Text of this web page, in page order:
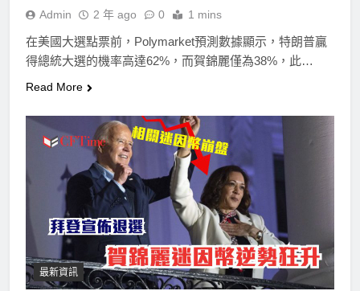
Admin 2 年 ago 0 1 mins
在美國大選點票前，Polymarket預測數據顯示，特朗普贏
得總統大選的機率高達62%，而賀錦麗僅為38%，此…
Read More
最新資訊